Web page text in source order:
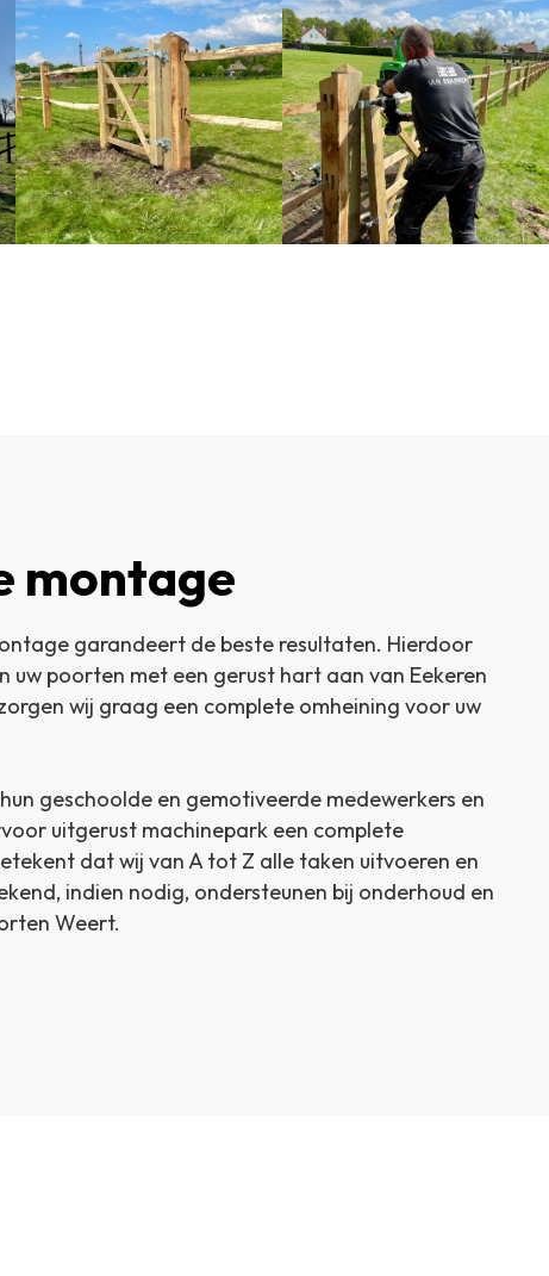
montage
garandeert de beste resultaten. Hierdoor
uw poorten met een gerust hart aan van Eekeren
wij graag een complete omheining voor uw
geschoolde en gemotiveerde medewerkers en
uitgerust machinepark een complete
dat wij van A tot Z alle taken uitvoeren en
indien nodig, ondersteunen bij onderhoud en
Weert.